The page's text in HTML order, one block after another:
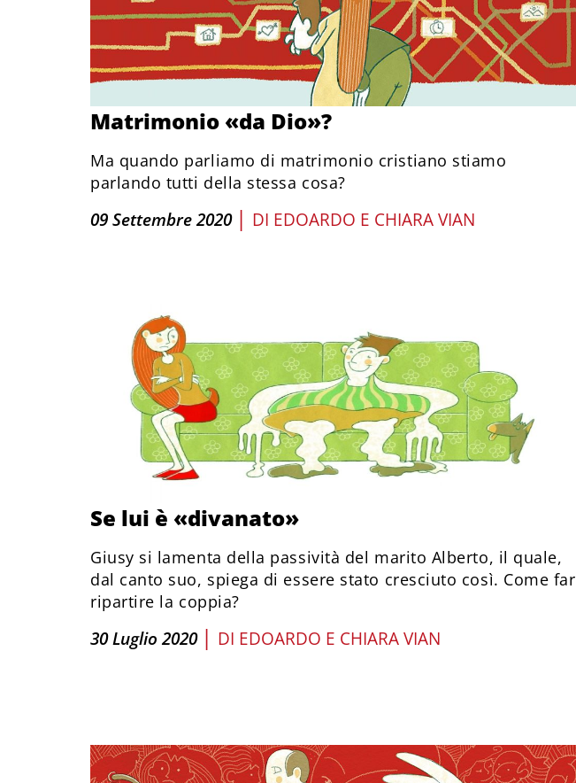
Matrimonio «da Dio»?
Ma quando parliamo di matrimonio cristiano stiamo
parlando tutti della stessa cosa?
09 Settembre 2020 | DI EDOARDO E CHIARA VIAN
Se lui è «divanato»
Giusy si lamenta della passività del marito Alberto, il quale,
dal canto suo, spiega di essere stato cresciuto così. Come far
ripartire la coppia?
30 Luglio 2020 | DI EDOARDO E CHIARA VIAN